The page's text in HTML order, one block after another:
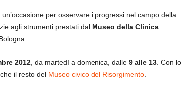
per osservare i progressi nel campo della
agli strumenti prestati dal Museo della Clinica
2012, da martedì a domenica, dalle 9 alle 13. Con lo
il resto del Museo civico del Risorgimento.